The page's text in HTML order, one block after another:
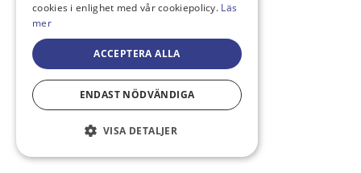
cookies i enlighet med vår cookiepolicy. Läs
mer
ACCEPTERA ALLA
ENDAST NÖDVÄNDIGA
VISA DETALJER